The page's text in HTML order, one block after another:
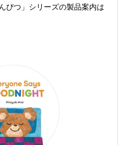
ぴつ」シリーズの製品案内は